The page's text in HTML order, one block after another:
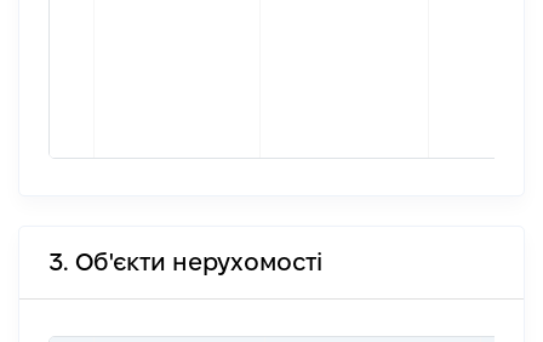
3. Об'єкти нерухомості